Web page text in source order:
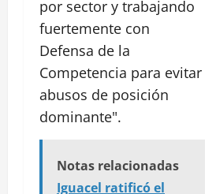
por sector y trabajando
fuertemente con
Defensa de la
Competencia para evitar
abusos de posición
dominante".
Notas relacionadas
Iguacel ratificó el